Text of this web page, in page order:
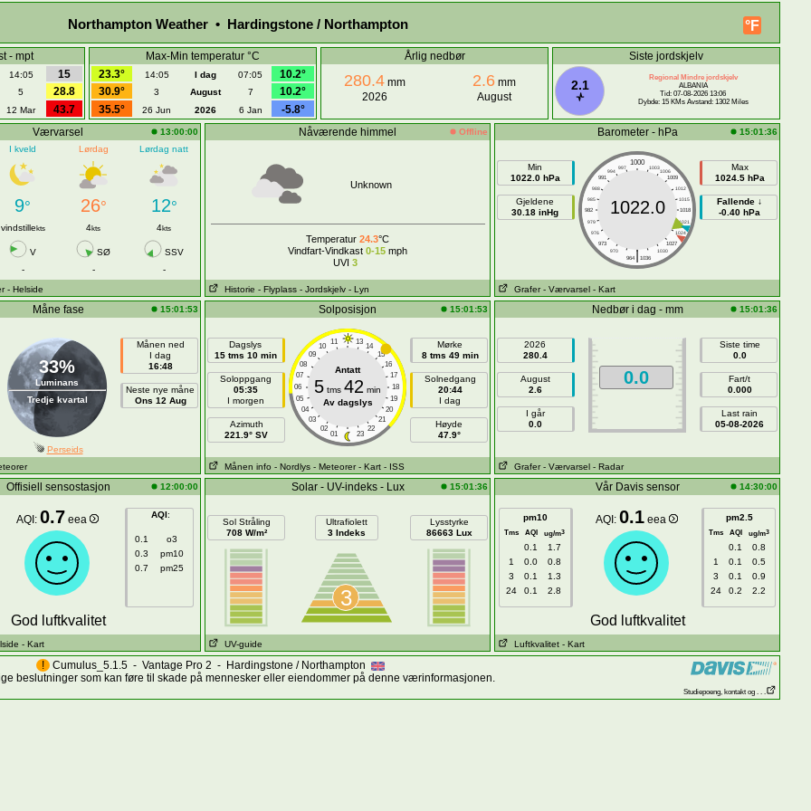
°F
Northampton Weather • Hardingstone / Northampton
- mpt
14:05
15
5
28.8
12 Mar 43.7
Max-Min temperatur °C
23.3°
14:05 I dag 07:05
10.2°
30.9°
3 August 7
10.2°
35.5°
26 Jun 2026 6 Jan -5.8°
Årlig nedbør
280.4 mm
2026
2.6 mm
August
Siste jordskjelv
2.1
Regional Mindre jordskjelv
ALBANIA
Tid: 07-08-2026 13:06
Dybde: 15 KMs Avstand: 1302 Miles
Værvarsel
13:00:00
I kveld Lørdag Lørdag natt
9° 26° 12°
vindstillekts 4kts 4kts
V SØ
SSV
- -
-
- Helside
Nåværende himmel Offline
Unknown
Temperatur 24.3°C
Vindfart-Vindkast 0-15 mph
UVI 3
Historie - Flyplass - Jordskjelv - Lyn
Barometer - hPa 15:01:36
Min
1022.0 hPa
Gjeldene
30.18 inHg
1000
997 1003
994
1006
991
1009
988
1012
985
1015
982
1018
979
1021
976
1024
973
1027
970
1030
|
964 1036
1022.0
Max
1024.5 hPa
Fallende ↓
-0.40 hPa
Grafer - Værvarsel - Kart
Måne fase 15:01:53
33%
Luminans
Tredje kvartal
Månen ned
I dag
16:48
Neste nye måne
Ons 12 Aug
Perseids
Solposisjon 15:01:53
Dagslys
15 tms 10 min
Soloppgang
05:35
I morgen
Azimuth
221.9° SV
11 13
10
14
09
15
08
16
07
17
06
18
05
19
04
20
03
21
02
22
01 23
Antatt
5 tms 42 min
Av dagslys
Mørke
8 tms 49 min
Solnedgang
20:44
I dag
Høyde
47.9°
Månen info - Nordlys - Meteorer - Kart - ISS
Nedbør i dag - mm 15:01:36
2026
280.4
August
2.6
I går
0.0
0.0
Siste time
0.0
Fart/t
0.000
Last rain
05-08-2026
Grafer - Værvarsel - Radar
Offisiell sensostasjon 12:00:00
AQI: 0.7 eea AQI:
0.1
o3
0.3
pm10
0.7
pm25
God luftkvalitet
- Kart
Solar - UV-indeks - Lux 15:01:36
Sol Stråling
708 W/m²
Ultrafiolett
3 Indeks
3
Lysstyrke
86663 Lux
UV-guide
Vår Davis sensor 14:30:00
pm10
Tms AQI ug/m3
0.1
1.7
1
0.0
0.8
3
0.1
1.3
24
0.1 2.8
AQI: 0.1 eea pm2.5
Tms AQI ug/m3
0.1
0.8
1
0.1
0.5
3
0.1
0.9
24
0.2 2.2
God luftkvalitet
Luftkvalitet - Kart
! Cumulus_5.1.5 - Vantage Pro 2 - Hardingstone / Northampton
beslutninger som kan føre til skade på mennesker eller eiendommer på denne værinformasjonen.
Studiepoeng, kontakt og . . .